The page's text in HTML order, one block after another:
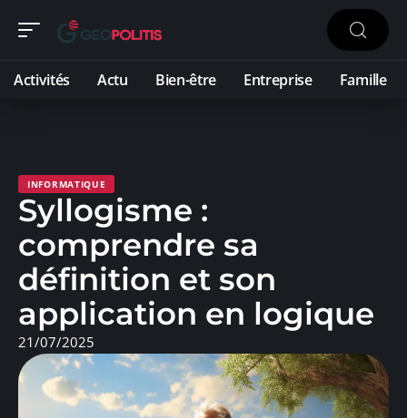
Activités Actu Bien-être Entreprise Famille
INFORMATIQUE
Syllogisme :
comprendre sa
définition et son
application en logique
21/07/2025